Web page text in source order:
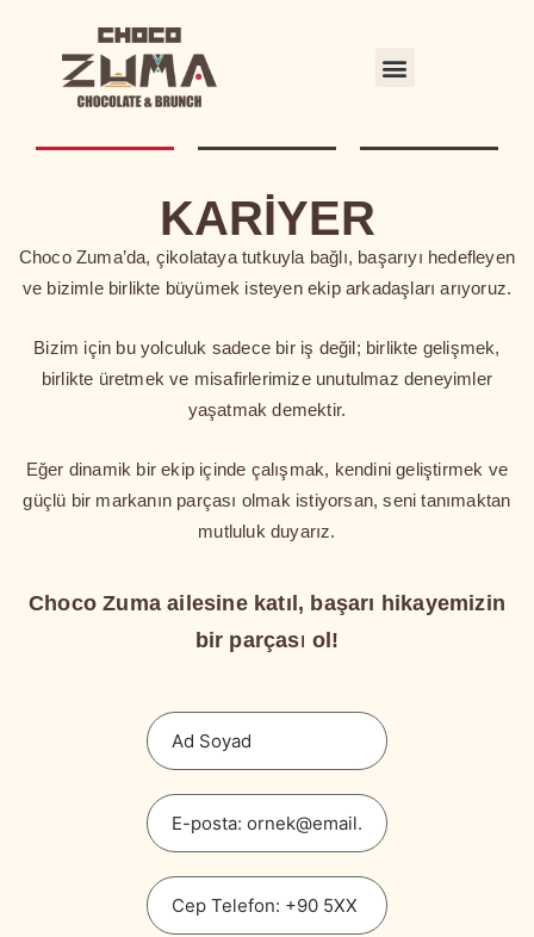
KARİYER
Choco Zuma’da, çikolataya tutkuyla bağlı, başarıyı hedefleyen
ve bizimle birlikte büyümek isteyen ekip arkadaşları arıyoruz.
Bizim için bu yolculuk sadece bir iş değil; birlikte gelişmek,
birlikte üretmek ve misafirlerimize unutulmaz deneyimler
yaşatmak demektir.
Eğer dinamik bir ekip içinde çalışmak, kendini geliştirmek ve
güçlü bir markanın parçası olmak istiyorsan, seni tanımaktan
mutluluk duyarız.
Choco Zuma ailesine katıl, başarı hikayemizin
bir parçası ol!